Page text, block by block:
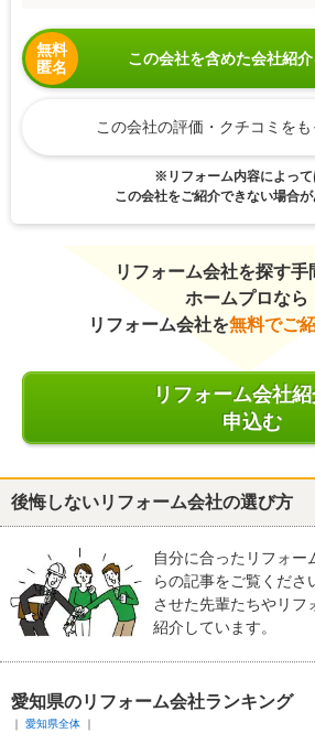
無料
匿名
この会社を含めた会社紹
この会社の評価・クチコミをも
※リフォーム内容によって
この会社をご紹介できない場合が
リフォーム会社を探す手
ホームプロなら
リフォーム会社を無料でご
リフォーム会社
申込む
後悔しないリフォーム会社の選び方
自分に合ったリフォー
らの記事をご覧くださ
させた先輩たちやリフ
紹介しています。
愛知県のリフォーム会社ランキング
愛知県全体